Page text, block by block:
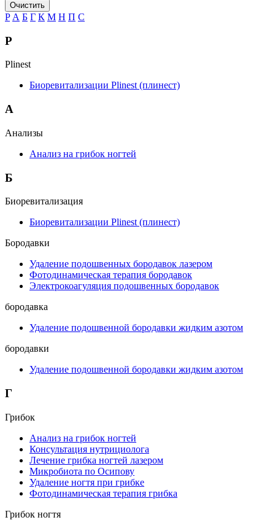
Очистить
P А Б Г К М Н П С
P
Plinest
Биоревитализации Plinest (плинест)
А
Анализы
Анализ на грибок ногтей
Б
Биоревитализация
Биоревитализации Plinest (плинест)
Бородавки
Удаление подошвенных бородавок лазером
Фотодинамическая терапия бородавок
Электрокоагуляция подошвенных бородавок
бородавка
Удаление подошвенной бородавки жидким азотом
бородавки
Удаление подошвенной бородавки жидким азотом
Г
Грибок
Анализ на грибок ногтей
Консультация нутрициолога
Лечение грибка ногтей лазером
Микробиота по Осипову
Удаление ногтя при грибке
Фотодинамическая терапия грибка
Грибок ногтя